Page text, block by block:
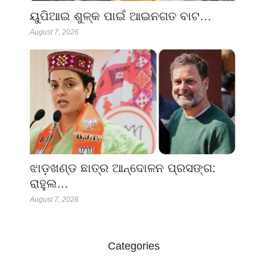
ୟୁପିଆଇ ଶୁଳ୍କ ପାଇଁ ଆଇନଗତ ବାଟ…
August 7, 2026
ଝାଡ଼ଖଣ୍ଡ ଛାତ୍ର ଆନ୍ଦୋଳନ ପ୍ରସଙ୍ଗ:
ରାହୁଲ…
August 7, 2026
Categories